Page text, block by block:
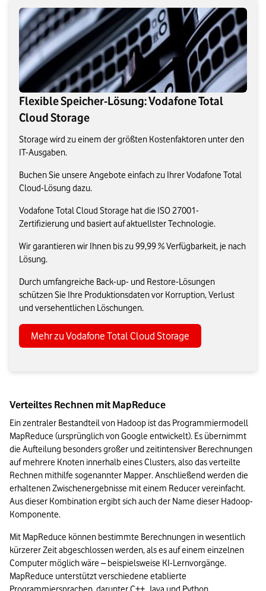
Flexible Speicher-Lösung: Vodafone Total
Cloud Storage
Storage wird zu einem der größten Kostenfaktoren unter den
IT-Ausgaben.
Buchen Sie unsere Angebote einfach zu Ihrer Vodafone Total
Cloud-Lösung dazu.
Vodafone Total Cloud Storage hat die ISO 27001-
Zertifizierung und basiert auf aktuellster Technologie.
Wir garantieren wir Ihnen bis zu 99,99 % Verfügbarkeit, je nach
Lösung.
Durch umfangreiche Back-up- und Restore-Lösungen
schützen Sie Ihre Produktionsdaten vor Korruption, Verlust
und versehentlichen Löschungen.
Mehr zu Vodafone Total Cloud Storage
Verteiltes Rechnen mit MapReduce
Ein zentraler Bestandteil von Hadoop ist das Programmiermodell
MapReduce (ursprünglich von Google entwickelt). Es übernimmt
die Aufteilung besonders großer und zeitintensiver Berechnungen
auf mehrere Knoten innerhalb eines Clusters, also das verteilte
Rechnen mithilfe sogenannter Mapper. Anschließend werden die
erhaltenen Zwischenergebnisse mit einem Reducer vereinfacht.
Aus dieser Kombination ergibt sich auch der Name dieser Hadoop-
Komponente.
Mit MapReduce können bestimmte Berechnungen in wesentlich
kürzerer Zeit abgeschlossen werden, als es auf einem einzelnen
Computer möglich wäre – beispielsweise KI-Lernvorgänge.
MapReduce unterstützt verschiedene etablierte